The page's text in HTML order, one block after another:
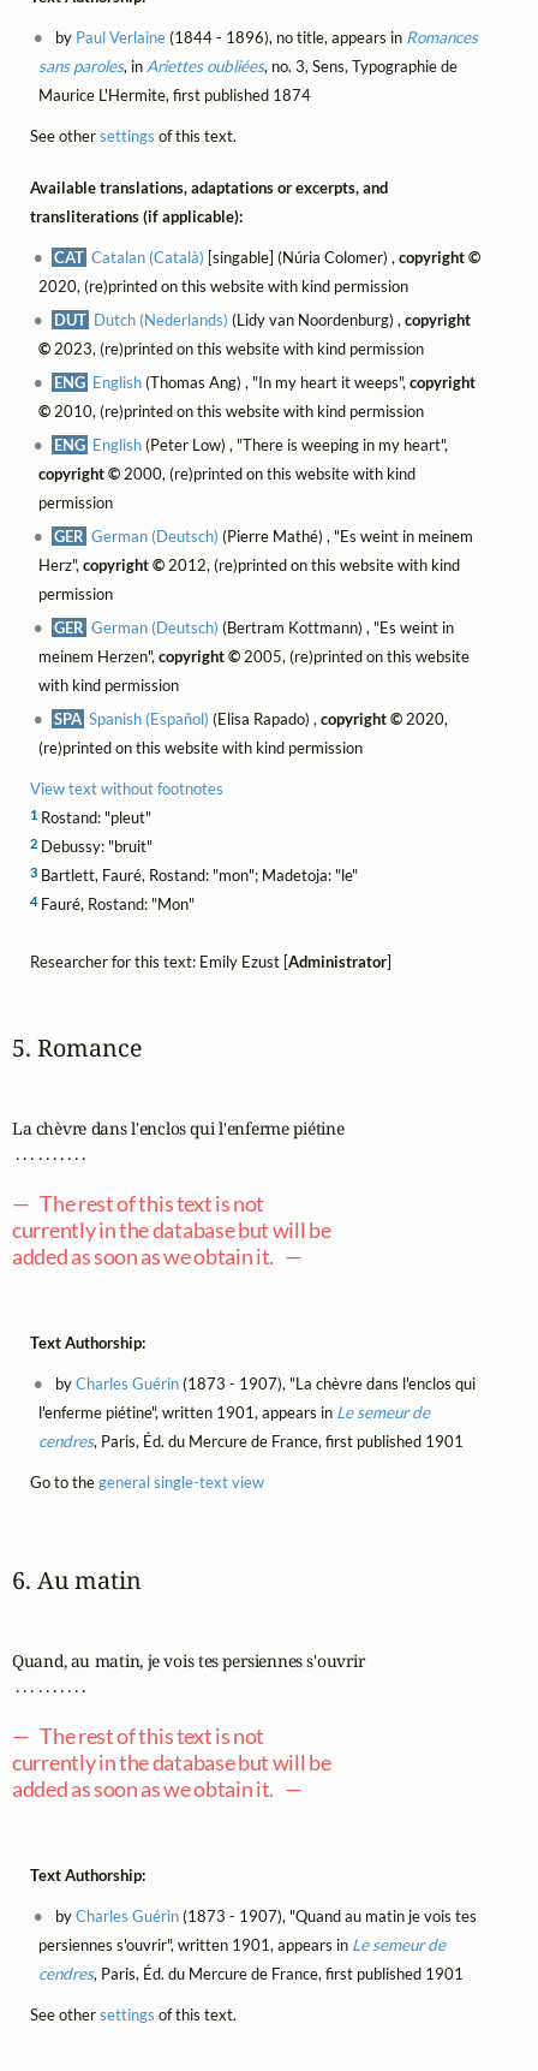
by Paul Verlaine(1844 - 1896), no title, appears in Romances
sans paroles, inAriettes oubliées, no. 3, Sens, Typographie de
Maurice L'Hermite, first published 1874
See othersettings of this text.
Available translations, adaptations or excerpts, and
transliterations (if applicable):
CAT Catalan (Català) [singable] (Núria Colomer) ,copyright ©
2020, (re)printed on this website with kind permission
DUT Dutch (Nederlands) (Lidy van Noordenburg) ,copyright
©2023, (re)printed on this website with kind permission
ENG English(Thomas Ang) , "In my heart it weeps",copyright
©2010, (re)printed on this website with kind permission
ENG English(Peter Low) , "There is weeping in my heart",
copyright ©2000, (re)printed on this website with kind
permission
GER German (Deutsch) (Pierre Mathé) , "Es weint in meinem
Herz", copyright ©2012, (re)printed on this website with kind
permission
GER German (Deutsch) (Bertram Kottmann) , "Es weint in
meinem Herzen", copyright ©2005, (re)printed on this website
with kind permission
SPA Spanish (Español) (Elisa Rapado) ,copyright © 2020,
(re)printed on this website with kind permission
View text without footnotes
1Rostand: "pleut"
2Debussy: "bruit"
3Bartlett, Fauré, Rostand: "mon"; Madetoja: "le"
4Fauré, Rostand: "Mon"
Researcher for this text: Emily Ezust [Administrator]
5. Romance
La chèvre dans l'enclos qui l'enferme piétine
. . . . . . . . . .
— The rest of this text is not
currently in the database but will be
added as soon as we obtain it. —
Text Authorship:
byCharles Guérin(1873 - 1907), "La chèvre dans l'enclos qui
l'enferme piétine", written 1901, appears in Le semeur de
cendres, Paris, Éd. du Mercure de France, first published 1901
Go to thegeneral single-text view
6. Au matin
Quand, au matin, je vois tes persiennes s'ouvrir
. . . . . . . . . .
— The rest of this text is not
currently in the database but will be
added as soon as we obtain it. —
Text Authorship:
byCharles Guérin(1873 - 1907), "Quand au matin je vois tes
persiennes s'ouvrir", written 1901, appears in Le semeur de
cendres, Paris, Éd. du Mercure de France, first published 1901
See othersettings of this text.